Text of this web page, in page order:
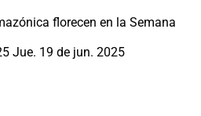
Jue. 19 de jun. 2025